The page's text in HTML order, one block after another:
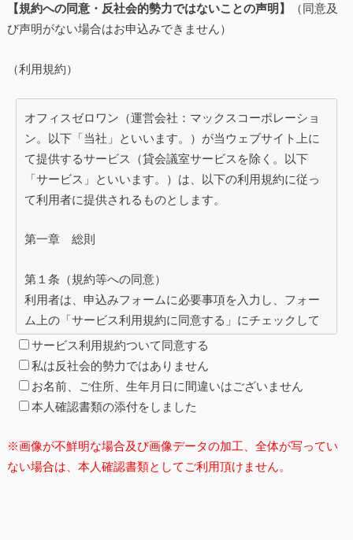
【規約への同意・反社会的勢力ではないことの声明】
（同意及
び声明がない場合はお申込みできません）
（利用規約）
オフィスゼロワン（運営会社：マックスコーポレーショ
ン。以下「当社」といいます。）が当ウェブサイト上に
て提供するサービス（貸会議室サービスを除く。以下
「サービス」といいます。）は、以下の利用規約に従っ
て利用者に提供されるものとします。
第一章 総則
第１条（規約等への同意）
利用者は、申込みフォームに必要事項を入力し、フォー
ム上の「サービス利用規約に同意する」にチェックして
送信することにより、入力した内容に虚偽がないことを
確認し、本利用規約に承諾した上で申込みを行ったもの
とみなされます。
１．当社は利用者の事前承諾を得ることなく本規約を変
更することができます。但し、本規約を変更した場合
サービス利用規約ついて同意する
私は反社会的勢力ではありません
お名前、ご住所、生年月日に間違いはございません
本人確認書類の添付をしました
※画像が不鮮明な場合及び画像データの加工、全体が写ってい
ない場合は、本人確認書類としてご利用頂けません。